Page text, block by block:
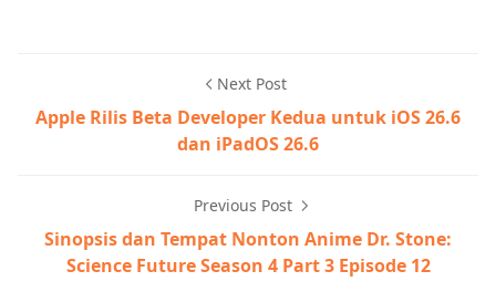
Next Post
Apple Rilis Beta Developer Kedua untuk iOS 26.6
dan iPadOS 26.6
Previous Post
Sinopsis dan Tempat Nonton Anime Dr. Stone:
Science Future Season 4 Part 3 Episode 12